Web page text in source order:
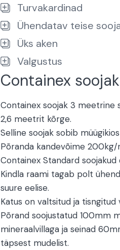
Turvakardinad
Ühendatav teise
Üks aken
Valgustus
Containex
Containex soojak 3
2,6 meetrit kõrge.
Selline soojak sobib
Põranda kandevõime 200kg/
Containex Standard
Kindla raami tagab polt
suure eelise.
Katus on valtsitud ja tisngitud
Põrand soojustatud 100mm
mineraalvillaga ja seinad
täpsest mudelist.